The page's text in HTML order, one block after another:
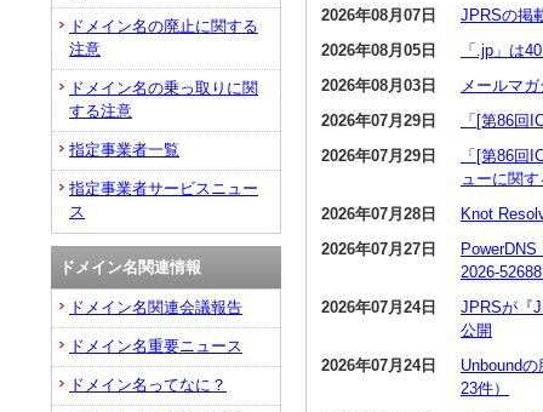
2026年08月07日
JPRSの掲
2026年08月05日
「.jp」は
2026年08月03日
メールマ
2026年07月29日
「[第86回
2026年07月29日
「[第86回
ューに関
2026年07月28日
Knot
2026年07月27日
2026-
2026年07月24日
JPRSが『
公開
2026年07月24日
Unbound
23件）
ドメイン名の廃止に関する
注意
ドメイン名の乗っ取りに関
する注意
指定事業者一覧
指定事業者サービスニュー
ス
ドメイン名関連情報
ドメイン名関連会議報告
ドメイン名重要ニュース
ドメイン名ってなに？